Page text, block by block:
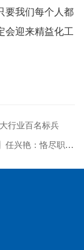
要我们每个人都
会迎来精益化工
行业百名标兵
下一条：【“讲好精益故事，传承榜样力量”之五】任兴艳：恪尽职守保安全 创新...